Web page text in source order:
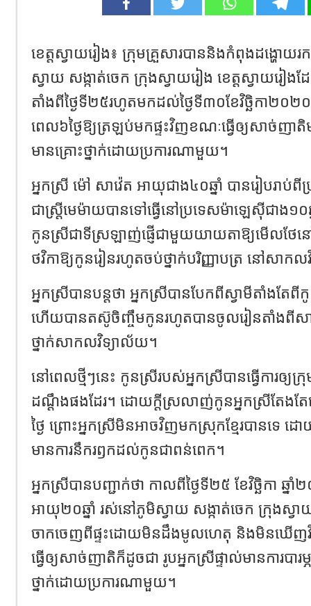
ខេត្តស្វាយរៀង៖ ក្រុមគ្រួសារបាននិងកំពុងដង្ហោ
ស្វាយ សង្កាត់ចេក ក្រុងស្វាយរៀង ខេត្តស្វាយរៀង
តាំងពីថ្ងៃទី២៥រហូតមកដល់ថ្ងៃទី៣០ខែវិច្ឆិកា២០២
ពេល៦ថ្ងៃឱ្យត្រឡប់មកផ្ទះវិញខណៈធ្វើឲ្យសាច់ញាតិមា
មានគ្រោះថ្នាក់ដោយប្រការណាមួយ។
អ្នកស្រី ម៉ៅ សាវ៉េត អាយុជាង៤០ឆ្នាំ បានរៀបរាប់
ជាស្ត្រីមេម៉ាយបានទៅធ្វើនៅប្រទេសម៉ាឡេស៊ីជាង
កូនស្រីជាទីស្រឡាញ់ផ្ញើជាមួយយាយតាឱ្យមើលថែ
ថវិកាឱ្យកូនរៀនរហូតចប់ថ្នាក់បរិញ្ញាបត្រ នៅសាក
អ្នកស្រីបានបន្តថា អ្នកស្រីបានបែកពីស្វាមីតាំងតែពីកូ
ហើយបានតស៊ូចិញ្ចឹមកូនរហូតបានចូលរៀនតាំងពី
ថ្នាក់សាកលវិទ្យាល័យ។
នៅពេលថ្មីៗនេះ កូនស្រីរបស់អ្នកស្រីបានធ្វើការ
ដណ្ដឹងផងដែរ។ ដោយក្តីស្រលាញ់កូនអ្នកស្រីតែងតែ
ថ្ងៃ ព្រោះអ្នកស្រីមិនអាចវិញមកស្រុកខ្មែរបានទេ
មានការនឹករឭកដល់កូនជាពន់ពេក។
អ្នកស្រីបានបញ្ជាក់ថា កាលពីថ្ងៃទី២៥ ខែវិច្ឆិកា ឆ្
អាយុ២០ឆ្នាំ រស់នៅភូមិស្វាយ សង្កាត់ចេក ក្រុងស្វា
ចាកចេញពីផ្ទះដោយមិនដឹងមូលហេតុ និងមិនឃើញវិ
ធ្វើឲ្យសាច់ញាតិក៏ដូចជា រូបអ្នកស្រីផ្ទាល់មានការបារម្
ថ្នាក់ដោយប្រការណាមួយ។